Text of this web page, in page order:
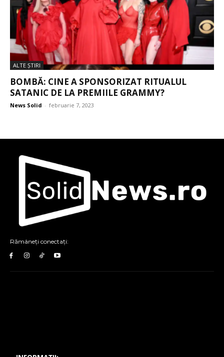
ALTE ŞTIRI
BOMBĂ: CINE A SPONSORIZAT RITUALUL
SATANIC DE LA PREMIILE GRAMMY?
News Solid - februarie 7, 2023
Rămâneți conectați: